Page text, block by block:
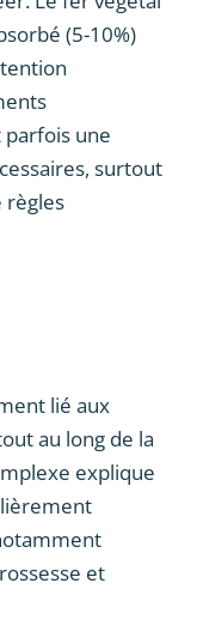
(5-10%)
parfois une
surtout
règles
lié aux
au long de la
explique
et